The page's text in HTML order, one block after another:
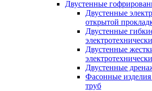
Двустенные
Двустенные
открытой
Двустенные
Двустенные
Двустенные
Фасонные
труб